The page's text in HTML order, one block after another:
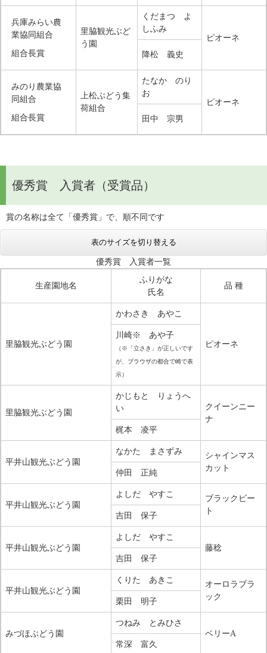
兵庫みらい農
業協同組合
組合長賞
里脇観光ぶど
う園
くだまつ よ
しふみ
ピオーネ
降松 義史
みのり農業協
同組合
組合長賞
上松ぶどう集
荷組合
たなか のり
お
ピオーネ
田中 宗男
優秀賞 入賞者（受賞品）
賞の名称は全て「優秀賞」で、順不同です
表のサイズを切り替える
優秀賞 入賞者一覧
生産園地名
ふりがな
氏名
品 種
里脇観光ぶどう園
かわさき あやこ
ピオーネ
川崎※ あや子
（※「立さき」が正しいです
が、ブラウザの都合で崎で表
示）
里脇観光ぶどう園
かじもと りょうへ
い
クイーンニー
ナ
梶本 凌平
平井山観光ぶどう園
なかた まさずみ
シャインマス
カット
仲田 正純
平井山観光ぶどう園
よしだ やすこ
ブラックビー
ト
吉田 保子
平井山観光ぶどう園
よしだ やすこ
藤稔
吉田 保子
平井山観光ぶどう園
くりた あきこ
オーロラブラ
ック
栗田 明子
みづほぶどう園
つねみ とみひさ
ベリーA
常深 富久